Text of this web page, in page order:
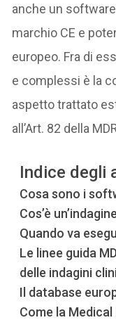
anche un
marchio CE e
europeo. Fra di
e complessi è la
aspetto trattato
all’Art. 82 della
Indice degli
Cosa sono i
Cos’è
Quando va
Le linee guida
delle indagini
Il database
Come la